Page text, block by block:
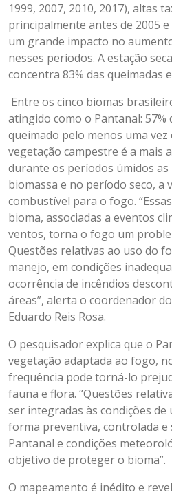
1999, 2007, 2010, 2017), altas
principalmente antes de 2005
um grande impacto no
nesses períodos. A estação
concentra 83% das queimadas
Entre os cinco biomas
atingido como o Pantanal:
queimado pelo menos uma
vegetação campestre é a mais
durante os períodos úmidos
biomassa e no período seco, a
combustível para o fogo.
bioma, associadas a eventos
ventos, torna o fogo um
Questões relativas ao uso do
manejo, em condições
ocorrência de incêndios
áreas”, alerta o coordenador
Eduardo Reis Rosa.
O pesquisador explica que o
vegetação adaptada ao fogo,
frequência pode torná-lo
fauna e flora. “Questões
ser integradas às condições de
forma preventiva, controlada e
Pantanal e condições
objetivo de proteger o bioma”.
O mapeamento é inédito e